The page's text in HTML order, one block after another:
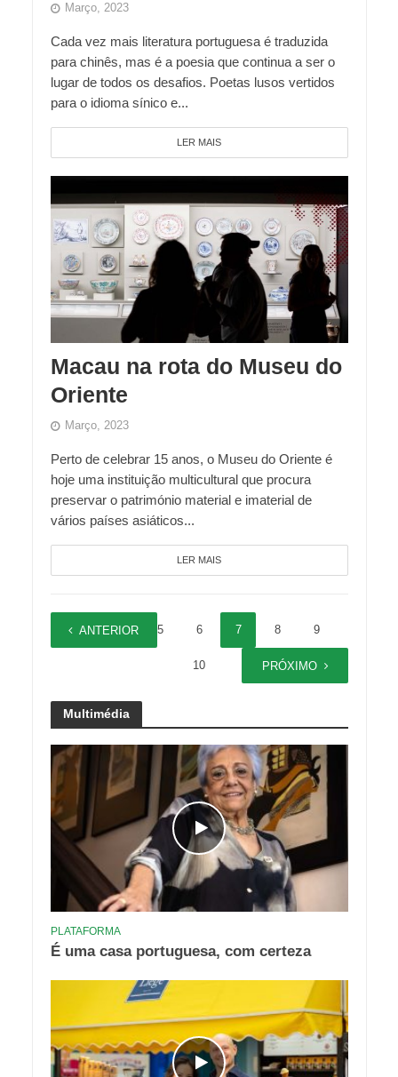
Março, 2023
Cada vez mais literatura portuguesa é traduzida
para chinês, mas é a poesia que continua a ser o
lugar de todos os desafios. Poetas lusos vertidos
para o idioma sínico e...
LER MAIS
Macau na rota do Museu do
Oriente
Março, 2023
Perto de celebrar 15 anos, o Museu do Oriente é
hoje uma instituição multicultural que procura
preservar o património material e imaterial de
vários países asiáticos...
LER MAIS
ANTERIOR
1 … 5 6 7 8 9
10 PRÓXIMO
Multimédia
PLATAFORMA
É uma casa portuguesa, com certeza